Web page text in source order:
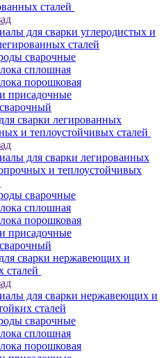
сталей
для сварки углеродистых и
сталей
сварочные
сплошная
порошковая
присадочные
сварки легированных
и теплоустойчивых сталей
для сварки легированных
и теплоустойчивых
сварочные
сплошная
порошковая
присадочные
сварки нержавеющих и
сталей
для сварки нержавеющих и
сталей
сварочные
сплошная
порошковая